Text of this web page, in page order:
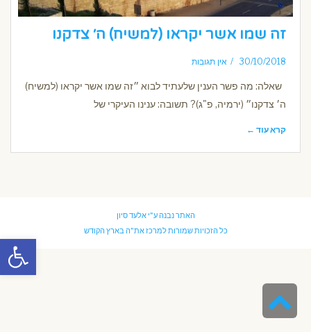
פתח
זה שמו אשר יקראו (למשיח) ה׳ צדקנו
30/10/2018 אין תגובות
שאלה: מה פשר הענין שלעתיד לבוא ״זה שמו אשר יקראו (למשיח)
ה׳ צדקנו״ (ירמיה, פ"ג)? תשובה: ענינו העיקרי של
קרא עוד ←
האתר נבנה ע"יאלעד סיון
כל הזכויות שמורות למרכז את"ה בארץ הקודש
לראש